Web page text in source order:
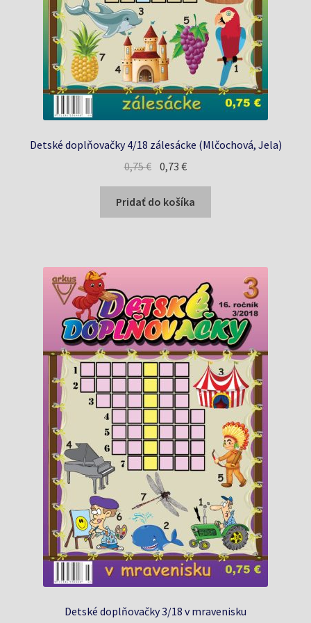
Detské doplňovačky 4/18 zálesácke (Mlčochová, Jela)
0,75€ Pôvodná
bola:
0,75 €.
0,73€Aktuálna
je:
0,73 €.
Pridať do košíka
Detské doplňovačky 3/18 v mravenisku